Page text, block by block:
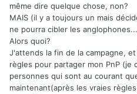
même dire quelque chose, non?
MAIS (il y a toujours un mais
ne pourra cibler les
Alors quoi?
J'attends la fin de la campagne,
règles pour partager mon PnP (je
personnes qui sont au courant
maintenant(après les vraies